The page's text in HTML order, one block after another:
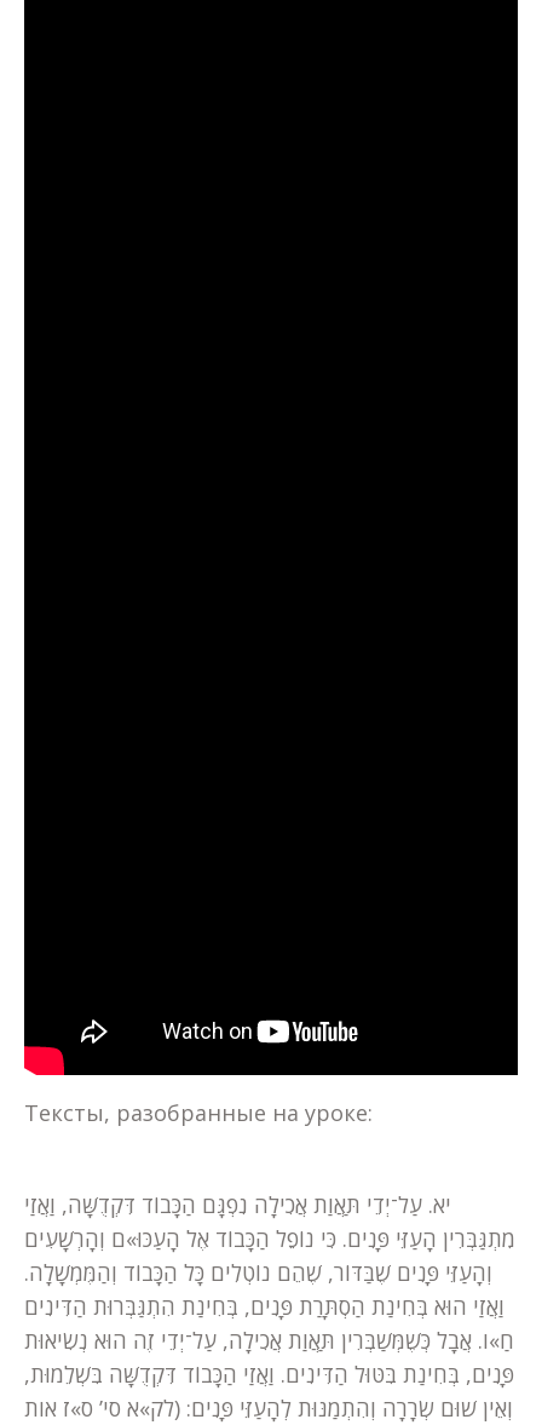
Тексты, разобранные на уроке:
יא. עַל־יְדֵי תַּאֲוַת אֲכִילָה נִפְגָּם הַכָּבוֹד דִּקְדֻשָּׁה, וַאֲזַי
מִתְגַּבְּרִין הָעַזֵּי פָּנִים. כִּי נוֹפֵל הַכָּבוֹד אֶל הָעַכּוּ»ם וְהָרְשָׁעִים
וְהָעַזֵּי פָּנִים שֶׁבַּדּוֹר, שֶׁהֵם נוֹטְלִים כָּל הַכָּבוֹד וְהַמֶּמְשָׁלָה.
וַאֲזַי הוּא בְּחִינַת הַסְתָּרַת פָּנִים, בְּחִינַת הִתְגַּבְּרוּת הַדִּינִים
חַ»ו. אֲבָל כְּשֶׁמְּשַׁבְּרִין תַּאֲוַת אֲכִילָה, עַל־יְדֵי זֶה הוּא נְשִׂיאוּת
פָּנִים, בְּחִינַת בִּטּוּל הַדִּינִים. וַאֲזַי הַכָּבוֹד דִּקְדֻשָּׁה בִּשְׁלֵמוּת,
וְאֵין שׁוּם שְׂרָרָה וְהִתְמַנּוּת לְהָעַזֵּי פָּנִים: (לק»א סי’ ס»ז אות